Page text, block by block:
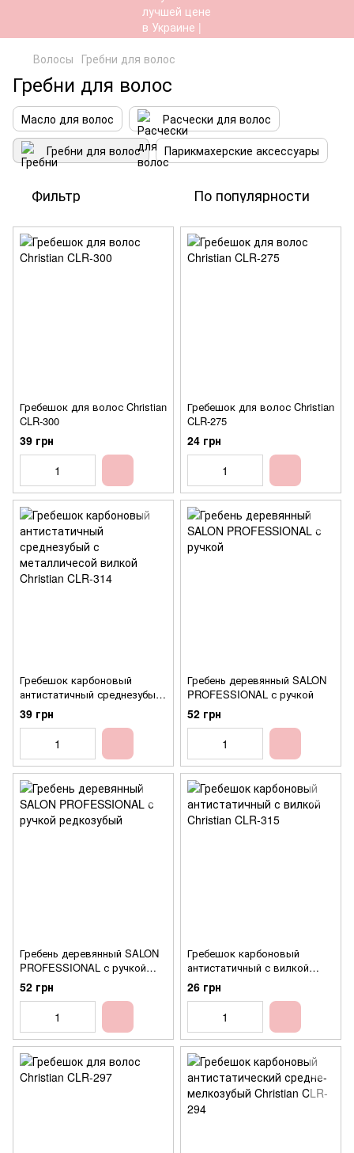
Волосы Гребни для волос
Гребни для волос
Масло для волос
Расчески для волос
Гребни для волос
Парикмахерские аксессуары
Фильтр По популярности
Гребешок для волос Christian
CLR-300
39 грн
Гребешок для волос Christian
CLR-275
24 грн
Гребешок карбоновый
антистатичный среднезубый
с металличесой вилкой
Christian CLR-314
39 грн
Гребень деревянный SALON
PROFESSIONAL с ручкой
52 грн
Гребень деревянный SALON
PROFESSIONAL с ручкой
редкозубый
52 грн
Гребешок карбоновый
антистатичный с вилкой
Christian CLR-315
26 грн